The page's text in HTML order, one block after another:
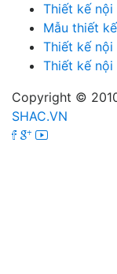
Thiết kế
Mẫu thiết
Thiết kế
Thiết kế
Copyright ©
SHAC.VN